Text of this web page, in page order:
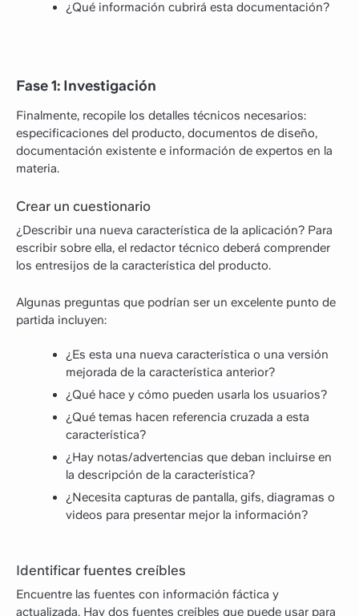
¿Qué información cubrirá esta documentación?
Fase 1: Investigación
Finalmente, recopile los detalles técnicos necesarios:
especificaciones del producto, documentos de diseño,
documentación existente e información de expertos en la
materia.
Crear un cuestionario
¿Describir una nueva característica de la aplicación? Para
escribir sobre ella, el redactor técnico deberá comprender
los entresijos de la característica del producto.
Algunas preguntas que podrían ser un excelente punto de
partida incluyen:
¿Es esta una nueva característica o una versión
mejorada de la característica anterior?
¿Qué hace y cómo pueden usarla los usuarios?
¿Qué temas hacen referencia cruzada a esta
característica?
¿Hay notas/advertencias que deban incluirse en
la descripción de la característica?
¿Necesita capturas de pantalla, gifs, diagramas o
videos para presentar mejor la información?
Identificar fuentes creíbles
Encuentre las fuentes con información fáctica y
actualizada. Hay dos fuentes creíbles que puede usar para